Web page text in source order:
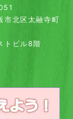
市北区太融寺町
トビル8階